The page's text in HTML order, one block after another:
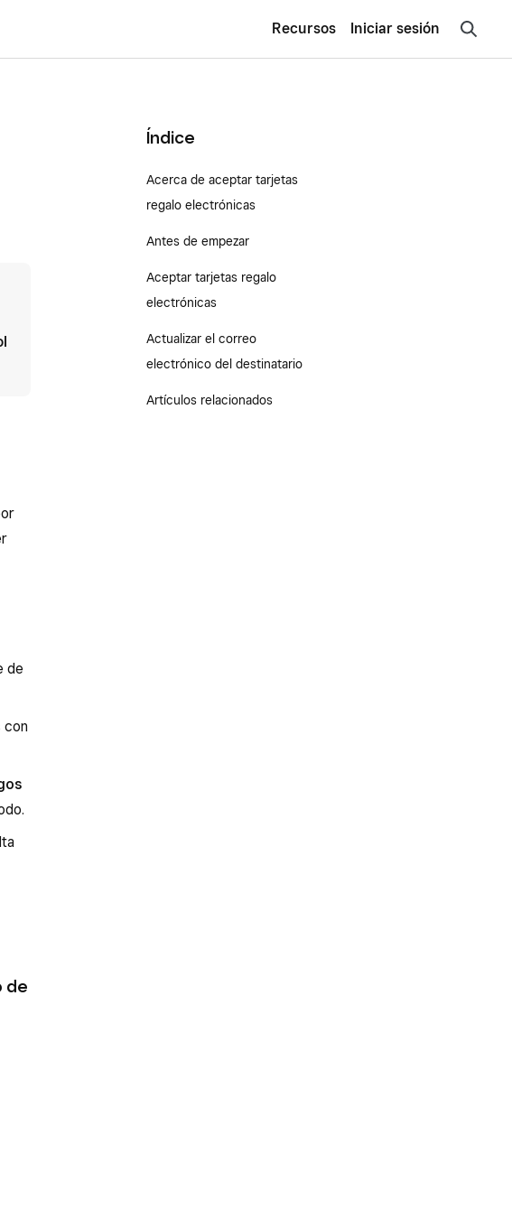
Recursos Iniciar sesión
de
con
de
Índice
Acerca de aceptar tarjetas
regalo electrónicas
Antes de empezar
Aceptar tarjetas regalo
electrónicas
Actualizar el correo
electrónico del destinatario
Artículos relacionados